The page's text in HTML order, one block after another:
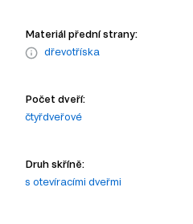
Materiál přední strany:
dřevotříska
Počet dveří:
čtyřdveřové
Druh skříně:
s otevíracími dveřmi